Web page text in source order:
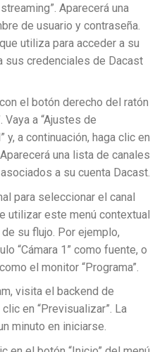
Aparecerá una
de usuario y contraseña.
utiliza para acceder a su
sus credenciales de Dacast
el botón derecho del ratón
Vaya a “Ajustes de
y, a continuación, haga clic en
una lista de canales
a su cuenta Dacast.
para seleccionar el canal
utilizar este menú contextual
su flujo. Por ejemplo,
“Cámara 1” como fuente, o
el monitor “Programa”.
visita el backend de
en “Previsualizar”. La
minuto en iniciarse.